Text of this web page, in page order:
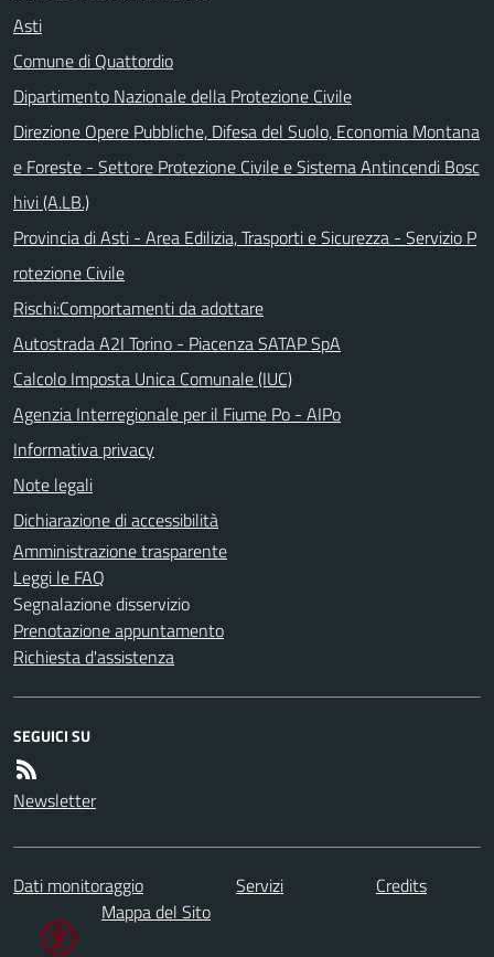
Asti
Comune di Quattordio
Dipartimento Nazionale della Protezione Civile
Direzione Opere Pubbliche, Difesa del Suolo, Economia Montana
e Foreste - Settore Protezione Civile e Sistema Antincendi Bosc
hivi (A.LB.)
Provincia di Asti - Area Edilizia, Trasporti e Sicurezza - Servizio P
rotezione Civile
Rischi:Comportamenti da adottare
Autostrada A2I Torino - Piacenza SATAP SpA
Calcolo Imposta Unica Comunale (IUC)
Agenzia Interregionale per il Fiume Po - AIPo
Informativa privacy
Note legali
Dichiarazione di accessibilità
Amministrazione trasparente
Leggi le FAQ
Segnalazione disservizio
Prenotazione appuntamento
Richiesta d'assistenza
SEGUICI SU
Newsletter
Dati monitoraggio Servizi
Credits
Mappa del Sito